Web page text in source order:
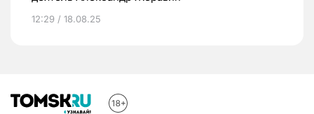
12:29 / 18.08.25